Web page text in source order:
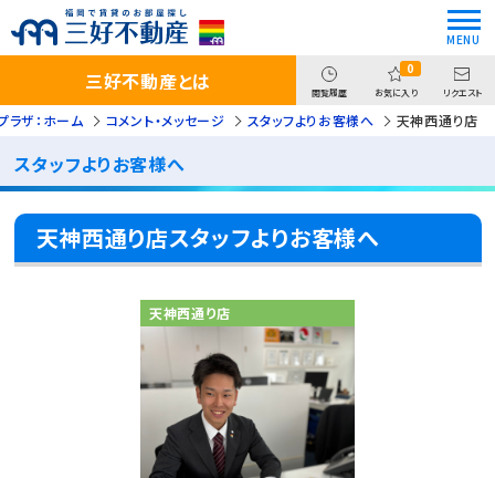
三好不動産とは 閲覧履歴
0
お気に入り リクエスト
ラザ：ホーム コメント・メッセージ スタッフよりお客様へ 天神西通り店
スタッフよりお客様へ
天神西通り店スタッフよりお客様へ
天神西通り店